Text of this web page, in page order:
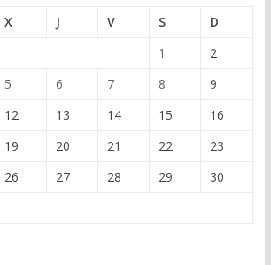
X J V S
D
1
2
5 6 7 8
9
12 13 14 15
16
19 20 21 22
23
26 27 28 29
30